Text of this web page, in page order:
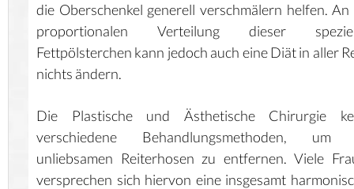
die Oberschenkel generell verschmälern helfen. An
proportionalen Verteilung dieser
Fettpölsterchen kann jedoch auch eine Diät in aller
nichts ändern.
Die Plastische und Ästhetische Chirurgie
verschiedene Behandlungsmethoden, um
unliebsamen Reiterhosen zu entfernen. Viele
versprechen sich hiervon eine insgesamt